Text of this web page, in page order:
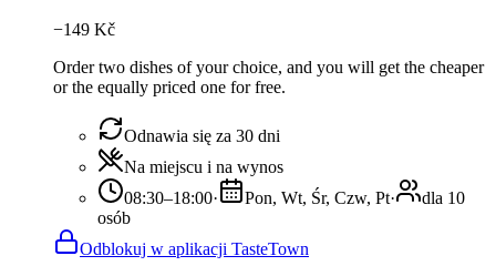
−149 Kč
Order two dishes of your choice, and you will get the cheaper
or the equally priced one for free.
Odnawia się za 30 dni
Na miejscu i na wynos
08:30–18:00· Pon, Wt, Śr, Czw, Pt·
dla 10
osób
Odblokuj w aplikacji TasteTown